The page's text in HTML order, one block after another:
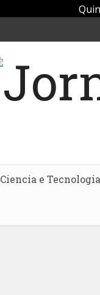
Ciencia e Tecnologia